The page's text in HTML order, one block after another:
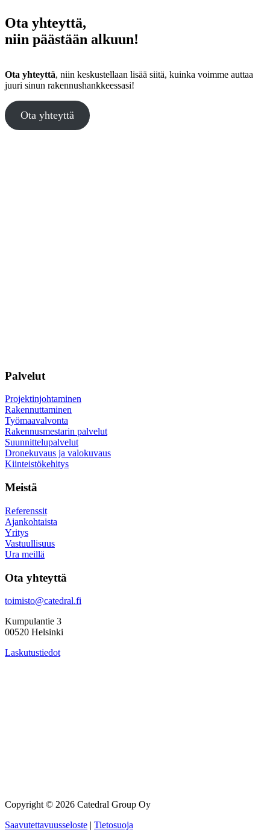
Ota yhteyttä,
niin päästään alkuun!
Ota yhteyttä, niin keskustellaan lisää siitä, kuinka voimme auttaa
juuri sinun rakennushankkeessasi!
Ota yhteyttä
Palvelut
Projektinjohtaminen
Rakennuttaminen
Työmaavalvonta
Rakennusmestarin palvelut
Suunnittelupalvelut
Dronekuvaus ja valokuvaus
Kiinteistökehitys
Meistä
Referenssit
Ajankohtaista
Yritys
Vastuullisuus
Ura meillä
Ota yhteyttä
toimisto@catedral.fi
Kumpulantie 3
00520 Helsinki
Laskutustiedot
Copyright © 2026 Catedral Group Oy
Saavutettavuusseloste | Tietosuoja